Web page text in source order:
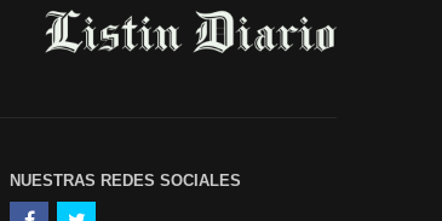
NUESTRAS REDES SOCIALES